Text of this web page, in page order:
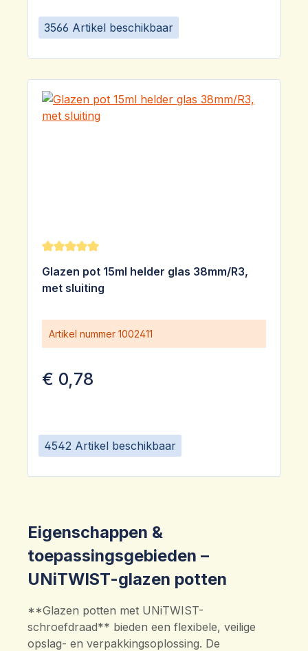
3566 Artikel beschikbaar
4542 Artikel beschikbaar
Glazen pot 15ml helder glas 38mm/R3,
met sluiting
Artikel nummer 1002411
€ 0,78
Eigenschappen &
toepassingsgebieden –
UNiTWIST-glazen potten
**Glazen potten met UNiTWIST-
schroefdraad** bieden een flexibele, veilige
opslag- en verpakkingsoplossing. De